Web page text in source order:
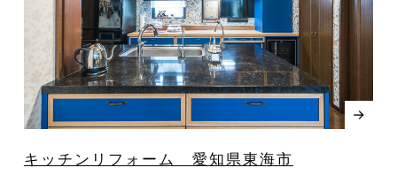
キッチンリフォーム 愛知県東海市